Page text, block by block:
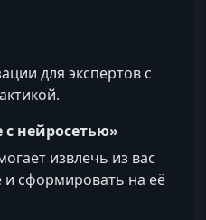
для экспертов с
нейросетью»
извлечь из вас
сформировать на её